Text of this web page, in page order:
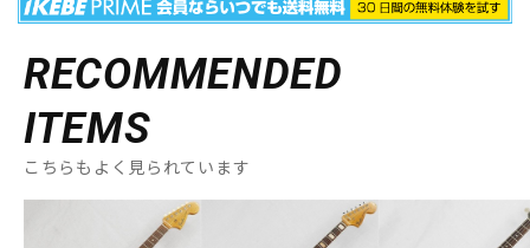
RECOMMENDED
ITEMS
こちらもよく見られています